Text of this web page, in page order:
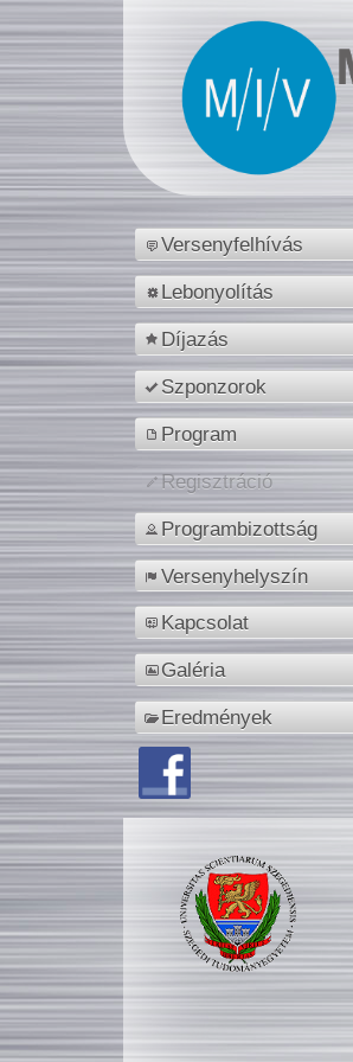
Versenyfelhívás
Lebonyolítás
Díjazás
Szponzorok
Program
Regisztráció
Programbizottság
Versenyhelyszín
Kapcsolat
Galéria
Eredmények